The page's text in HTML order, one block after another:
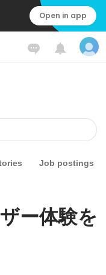
Open in app
Job postings
ー体験を